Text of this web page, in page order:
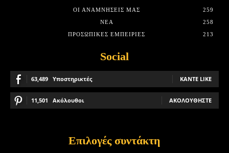
ΟΙ ΑΝΑΜΝΉΣΕΙΣ ΜΑΣ
259
ΝΈΑ
258
ΠΡΟΣΩΠΙΚΈΣ ΕΜΠΕΙΡΊΕΣ
213
Social
63,489 Υποστηρικτές ΚΆΝΤΕ LIKE
11,501 Ακόλουθοι ΑΚΟΛΟΥΘΉΣΤΕ
Επιλογές συντάκτη